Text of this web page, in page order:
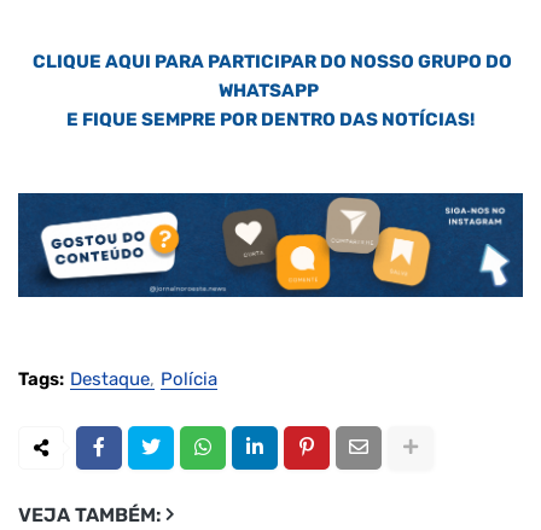
CLIQUE AQUI PARA PARTICIPAR DO NOSSO GRUPO DO
WHATSAPP
E FIQUE SEMPRE POR DENTRO DAS NOTÍCIAS!
Tags: Destaque Polícia
VEJA TAMBÉM: